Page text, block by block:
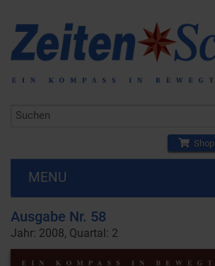
Shop
MENU
Ausgabe Nr. 58
Jahr: 2008, Quartal: 2